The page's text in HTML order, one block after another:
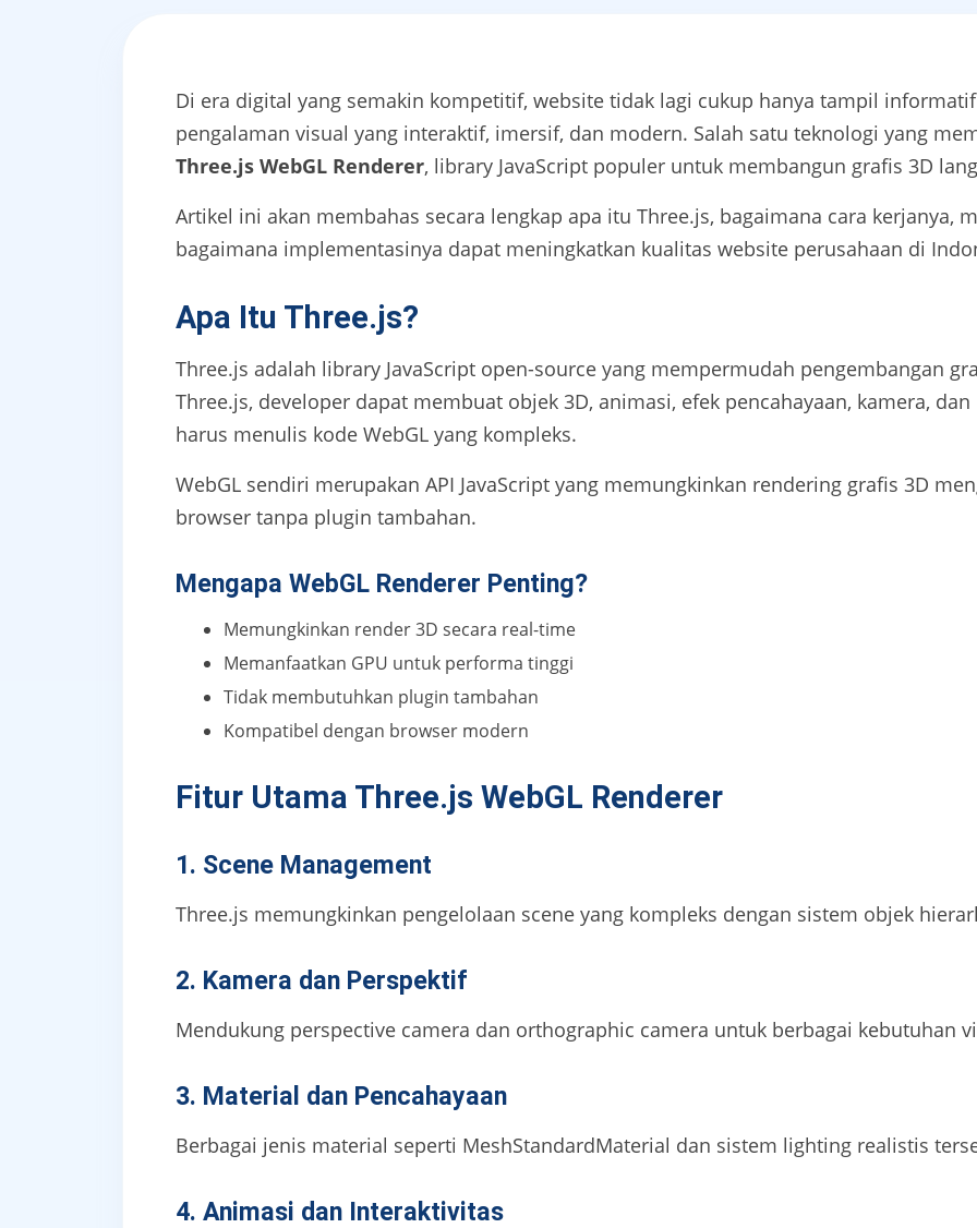
Di era digital yang semakin kompetitif, website tidak lagi cukup hanya tampil
pengalaman visual yang interaktif, imersif, dan modern. Salah satu teknologi yang
Three.js WebGL Renderer, library JavaScript populer untuk membangun grafis 3D
Artikel ini akan membahas secara lengkap apa itu Three.js, bagaimana cara kerjanya,
bagaimana implementasinya dapat meningkatkan kualitas website perusahaan di
Apa Itu Three.js?
Three.js adalah library JavaScript open-source yang mempermudah pengembangan
Three.js, developer dapat membuat objek 3D, animasi, efek pencahayaan, kamera,
harus menulis kode WebGL yang kompleks.
WebGL sendiri merupakan API JavaScript yang memungkinkan rendering grafis 3D
browser tanpa plugin tambahan.
Mengapa WebGL Renderer Penting?
Memungkinkan render 3D secara real-time
Memanfaatkan GPU untuk performa tinggi
Tidak membutuhkan plugin tambahan
Kompatibel dengan browser modern
Fitur Utama Three.js WebGL Renderer
1. Scene Management
Three.js memungkinkan pengelolaan scene yang kompleks dengan sistem objek
2. Kamera dan Perspektif
Mendukung perspective camera dan orthographic camera untuk berbagai kebutuhan
3. Material dan Pencahayaan
Berbagai jenis material seperti MeshStandardMaterial dan sistem lighting realistis
4. Animasi dan Interaktivitas